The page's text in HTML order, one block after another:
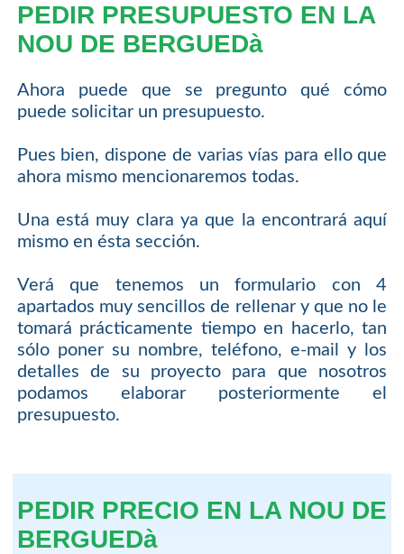
PEDIR PRESUPUESTO EN LA
NOU DE BERGUEDà
Ahora puede que se pregunto qué cómo
puede solicitar un presupuesto.
Pues bien, dispone de varias vías para ello que
ahora mismo mencionaremos todas.
Una está muy clara ya que la encontrará aquí
mismo en ésta sección.
Verá que tenemos un formulario con 4
apartados muy sencillos de rellenar y que no le
tomará prácticamente tiempo en hacerlo, tan
sólo poner su nombre, teléfono, e-mail y los
detalles de su proyecto para que nosotros
podamos elaborar posteriormente el
presupuesto.
PEDIR PRECIO EN LA NOU DE
BERGUEDà